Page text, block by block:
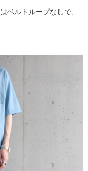
ベルトループなしで、